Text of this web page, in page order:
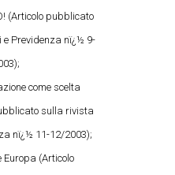
(Articolo pubblicato
Previdenza nï¿½ 9-
come scelta
sulla rivista
nï¿½ 11-12/2003);
Europa (Articolo